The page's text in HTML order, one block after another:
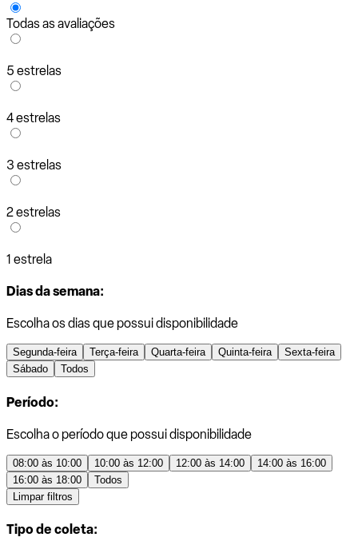
Todas as avaliações
5 estrelas
4 estrelas
3 estrelas
2 estrelas
1 estrela
Dias da semana:
Escolha os dias que possui disponibilidade
Segunda-feira Terça-feira Quarta-feira Quinta-feira
Sexta-feira
Sábado
Todos
Período:
Escolha o período que possui disponibilidade
08:00 às 10:00 10:00 às 12:00 12:00 às 14:00
14:00 às 16:00
16:00 às 18:00
Todos
Limpar filtros
Tipo de coleta: